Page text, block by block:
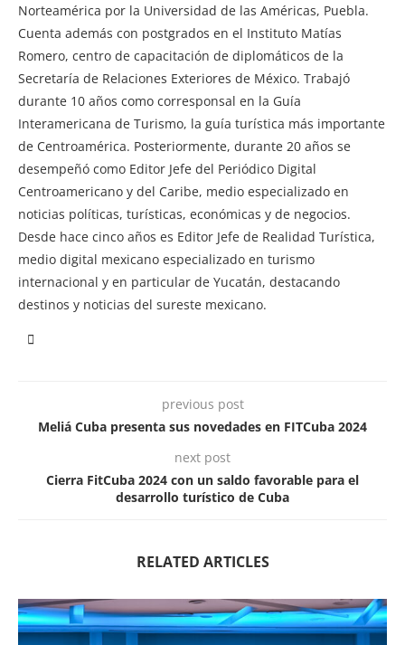
Norteamérica por la Universidad de las Américas, Puebla.
Cuenta además con postgrados en el Instituto Matías
Romero, centro de capacitación de diplomáticos de la
Secretaría de Relaciones Exteriores de México. Trabajó
durante 10 años como corresponsal en la Guía
Interamericana de Turismo, la guía turística más importante
de Centroamérica. Posteriormente, durante 20 años se
desempeñó como Editor Jefe del Periódico Digital
Centroamericano y del Caribe, medio especializado en
noticias políticas, turísticas, económicas y de negocios.
Desde hace cinco años es Editor Jefe de Realidad Turística,
medio digital mexicano especializado en turismo
internacional y en particular de Yucatán, destacando
destinos y noticias del sureste mexicano.
previous post
Meliá Cuba presenta sus novedades en FITCuba 2024
next post
Cierra FitCuba 2024 con un saldo favorable para el
desarrollo turístico de Cuba
RELATED ARTICLES